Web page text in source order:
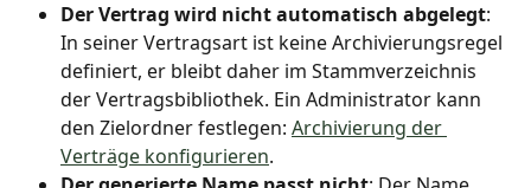
Der Vertrag wird nicht automatisch abgelegt:
In seiner Vertragsart ist keine Archivierungsregel
definiert, er bleibt daher im Stammverzeichnis
der Vertragsbibliothek. Ein Administrator kann
den Zielordner festlegen: Archivierung der
Verträge konfigurieren.